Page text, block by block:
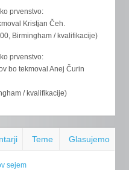
prvenstvo:
Kristjan Čeh.
Birmingham / kvalifikacije)
prvenstvo:
bo tekmoval Anej Čurin
/ kvalifikacije)
Teme Glasujemo
sejem